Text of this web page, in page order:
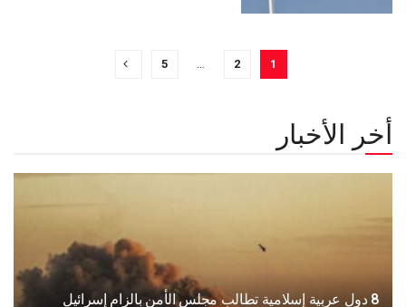
1
2
…
5
أخر الأخبار
8 دول عربية إسلامية تطالب مجلس الأمن بالزام إسرائيل